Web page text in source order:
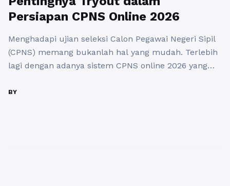
Persiapan CPNS Online 2026
Menghadapi ujian seleksi Calon Pegawai Negeri Sipil
(CPNS) memang bukanlah hal yang mudah. Terlebih
lagi dengan adanya sistem CPNS online 2026 yang
mempersiapkan diri dengan matang. Dalam situasi
BY